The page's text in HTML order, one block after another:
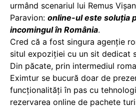
urmând scenariul lui Remus
Paravion: online-ul este soluția
incomingul în România.
Cred că a fost singura agenție
situl expoziției cu un sit dedicat
Din păcate, prin intermediul
Eximtur se bucură doar de
funcționalități în pas cu
rezervarea online de pachete